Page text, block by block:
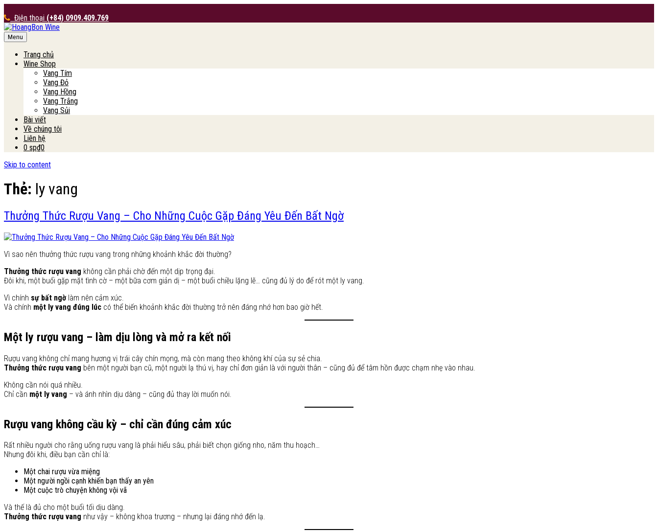
Điện thoại (+84) 0909.409.769
HoangBon Wine
Menu
Trang chủ
Wine Shop
Vang Tím
Vang Đỏ
Vang Hồng
Vang Trắng
Vang Sủi
Bài viết
Về chúng tôi
Liên hệ
0 sp₫0
Skip to content
Thẻ: ly vang
Thưởng Thức Rượu Vang – Cho Những Cuộc Gặp Đáng Yêu Đến Bất Ngờ
Vì sao nên thưởng thức rượu vang trong những khoảnh khắc đời thường?
Thưởng thức rượu vang không cần phải chờ đến một dịp trọng đại.
Đôi khi, một buổi gặp mặt tình cờ – một bữa cơm giản dị – một buổi chiều lặng lẽ… cũng đủ lý do để rót một ly vang.
Vì chính sự bất ngờ làm nên cảm xúc.
Và chính một ly vang đúng lúc có thể biến khoảnh khắc đời thường trở nên đáng nhớ hơn bao giờ hết.
Một ly rượu vang – làm dịu lòng và mở ra kết nối
Rượu vang không chỉ mang hương vị trái cây chín mọng, mà còn mang theo không khí của sự sẻ chia.
Thưởng thức rượu vang bên một người bạn cũ, một người lạ thú vị, hay chỉ đơn giản là với người thân – cũng đủ để tâm hồn được chạm nhẹ vào nhau.
Không cần nói quá nhiều.
Chỉ cần một ly vang – và ánh nhìn dịu dàng – cũng đủ thay lời muốn nói.
Rượu vang không cầu kỳ – chỉ cần đúng cảm xúc
Rất nhiều người cho rằng uống rượu vang là phải hiểu sâu, phải biết chọn giống nho, năm thu hoạch…
Nhưng đôi khi, điều bạn cần chỉ là:
Một chai rượu vừa miệng
Một người ngồi cạnh khiến bạn thấy an yên
Một cuộc trò chuyện không vội vã
Và thế là đủ cho một buổi tối dịu dàng.
Thưởng thức rượu vang như vậy – không khoa trương – nhưng lại đáng nhớ đến lạ.